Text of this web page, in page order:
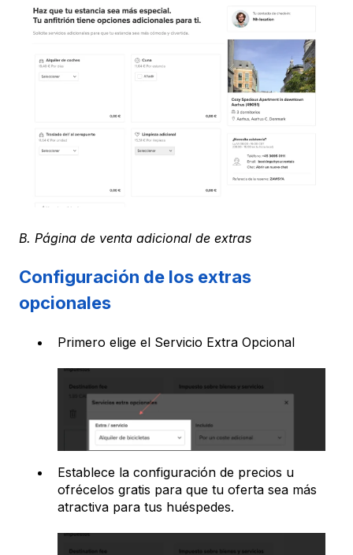
B. Página de venta adicional de extras
Configuración de los extras
opcionales
Primero elige el Servicio Extra Opcional
Establece la configuración de precios u
ofrécelos gratis para que tu oferta sea más
atractiva para tus huéspedes.